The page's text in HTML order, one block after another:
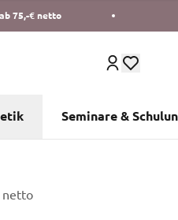
75,-€ netto
Seminare &
netto